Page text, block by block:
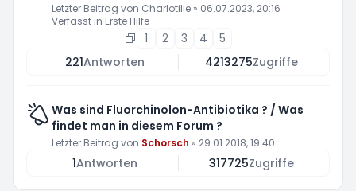
Letzter Beitrag von Charlotilie » 06.07.2023, 20:16
Verfasst in Erste Hilfe
1 2 3 4
5
221Antworten 4213275Zugriffe
Was sind Fluorchinolon-Antibiotika ? / Was
findet man in diesem Forum ?
Letzter Beitrag von Schorsch » 29.01.2018, 19:40
1Antworten 317725Zugriffe